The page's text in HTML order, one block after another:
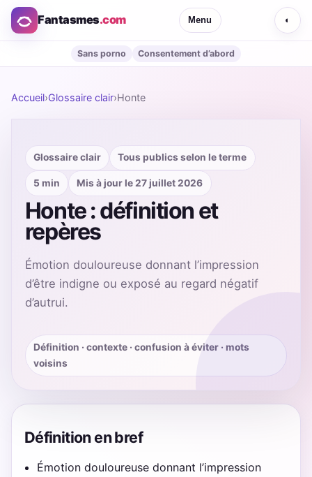
Fantasmes.com Menu ◐
Sans porno Consentement d’abord
Accueil›Glossaire clair›Honte
Glossaire clair Tous publics selon le terme
5 min Mis à jour le 27 juillet 2026
Honte : définition et
repères
Émotion douloureuse donnant l’impression
d’être indigne ou exposé au regard négatif
d’autrui.
Définition · contexte · confusion à éviter · mots
voisins
Définition en bref
Émotion douloureuse donnant l’impression